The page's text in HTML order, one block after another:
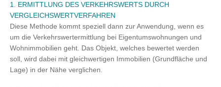
1. ERMITTLUNG DES VERKEHRSWERTS DURCH
VERGLEICHSWERTVERFAHREN
Diese Methode kommt speziell dann zur Anwendung, wenn es
um die Verkehrswertermittlung bei Eigentumswohnungen und
Wohnimmobilien geht. Das Objekt, welches bewertet werden
soll, wird dabei mit gleichwertigen Immobilien (Grundfläche und
Lage) in der Nähe verglichen.